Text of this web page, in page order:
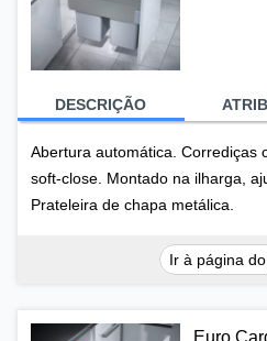
DESCRIÇÃO
Abertura automática. Corrediças
soft-close. Montado na ilharga,
Prateleira de chapa metálica.
Ir à página
Euro